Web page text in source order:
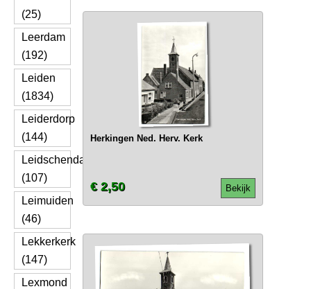
(25)
Leerdam
(192)
Leiden
(1834)
Leiderdorp
(144)
Leidschendam
(107)
Leimuiden
(46)
Lekkerkerk
(147)
Lexmond
Herkingen Ned. Herv. Kerk
Bekijk
€ 2,50